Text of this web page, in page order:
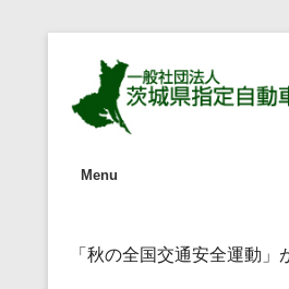
一般社団法人 茨
Menu
「秋の全国交通安全運動」